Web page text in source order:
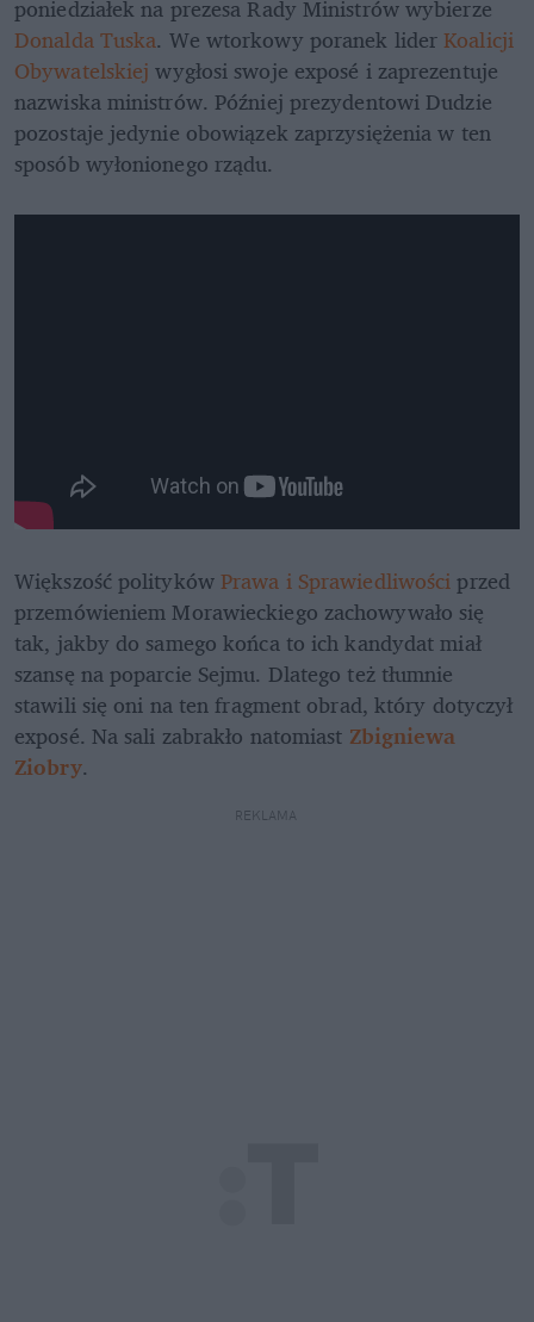
Donalda Tuska. We wtorkowy poranek lider Koalicji
Obywatelskiej wygłosi swoje exposé i zaprezentuje
nazwiska ministrów. Później prezydentowi Dudzie
pozostaje jedynie obowiązek zaprzysiężenia w ten
sposób wyłonionego rządu.
Większość polityków Prawa i Sprawiedliwości przed
przemówieniem Morawieckiego zachowywało się
tak, jakby do samego końca to ich kandydat miał
szansę na poparcie Sejmu. Dlatego też tłumnie
stawili się oni na ten fragment obrad, który dotyczył
exposé. Na sali zabrakło natomiast Zbigniewa
Ziobry.
REKLAMA